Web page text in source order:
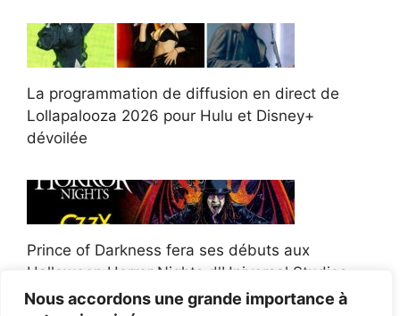
Nous accordons une grande importance à
La programmation de diffusion en direct de
Lollapalooza 2026 pour Hulu et Disney+
dévoilée
Prince of Darkness fera ses débuts aux
Halloween Horror Nights d'Universal Studios